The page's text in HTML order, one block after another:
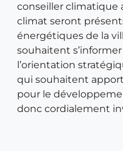
conseiller climatique
climat seront
énergétiques de la
souhaitent
l’orientation
qui souhaitent
pour le
donc cordialement